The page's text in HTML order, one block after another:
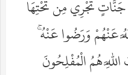
تَجْرِي مِن تَحْتِهَا
عَنْهُمْ وَرَضُوا عَنْهُ
هُمُ الْمُفْلِحُونَ